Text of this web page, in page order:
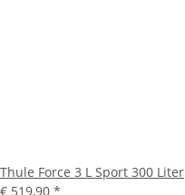
Thule Force 3 L Sport 300 Liter
€ 519,90 *